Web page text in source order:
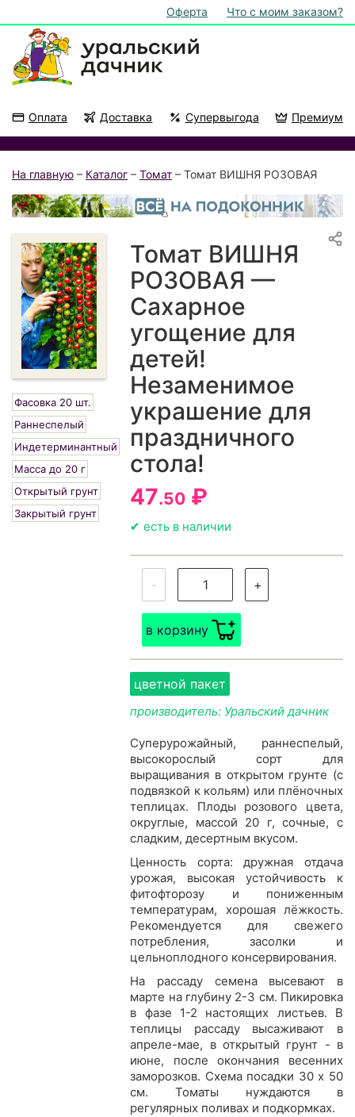
Оферта Что с моим заказом?
Оплата Доставка Супервыгода Премиум
На главную – Каталог – Томат – Томат ВИШНЯ РОЗОВАЯ
Фасовка 20 шт.
Раннеспелый
Индетерминантный
Масса до 20 г
Открытый грунт
Закрытый грунт
Томат ВИШНЯ
РОЗОВАЯ —
Сахарное
угощение для
детей!
Незаменимое
украшение для
праздничного
стола!
47.50 ₽
✔ есть в наличии
- +
в корзину
цветной пакет
производитель: Уральский дачник
Суперурожайный, раннеспелый,
высокорослый сорт для
выращивания в открытом грунте (с
подвязкой к кольям) или плёночных
теплицах. Плоды розового цвета,
округлые, массой 20 г, сочные, с
сладким, десертным вкусом.
Ценность сорта: дружная отдача
урожая, высокая устойчивость к
фитофторозу и пониженным
температурам, хорошая лёжкость.
Рекомендуется для свежего
потребления, засолки и
цельноплодного консервирования.
На рассаду семена высевают в
марте на глубину 2-3 см. Пикировка
в фазе 1-2 настоящих листьев. В
теплицы рассаду высаживают в
апреле-мае, в открытый грунт - в
июне, после окончания весенних
заморозков. Схема посадки 30 х 50
см. Томаты нуждаются в
регулярных поливах и подкормках.